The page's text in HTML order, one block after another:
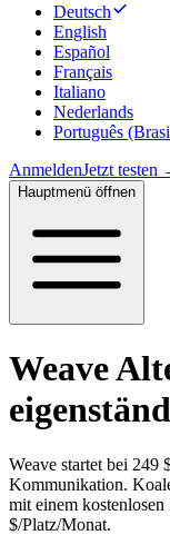
Deutsch
English
Español
Français
Italiano
Nederlands
Português
AnmeldenJetzt testen
Hauptmenü öffnen
Weave
Weave startet bei 249
Kommunikation.
mit einem
$/Platz/Monat.